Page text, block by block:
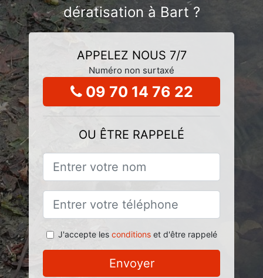
dératisation à Bart ?
APPELEZ NOUS 7/7
Numéro non surtaxé
09 70 14 76 22
OU ÊTRE RAPPELÉ
J'accepte les conditionset d'être rappelé
Envoyer